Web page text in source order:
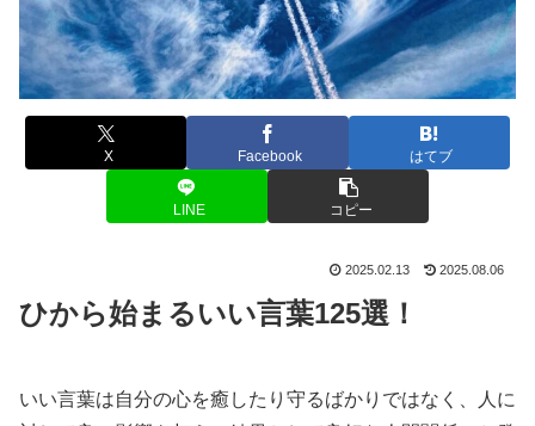
X Facebook はてブ
LINE コピー
2025.02.13 2025.08.06
ひから始まるいい言葉125選！
いい言葉は自分の心を癒したり守るばかりではなく、人に